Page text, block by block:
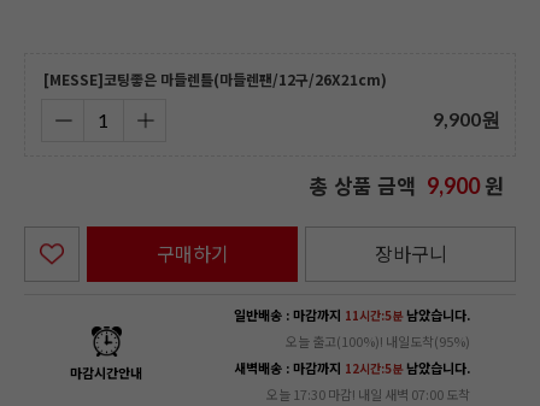
[MESSE]코팅좋은 마들렌틀(마들렌팬/12구/26X21cm)
9,900원
총 상품 금액 9,900 원
구매하기 장바구니
마감시간안내
일반배송 : 마감까지 11시간:5분남았습니다.
오늘 출고(100%)! 내일도착(95%)
새벽배송 : 마감까지 12시간:5분남았습니다.
오늘 17:30 마감! 내일 새벽 07:00 도착